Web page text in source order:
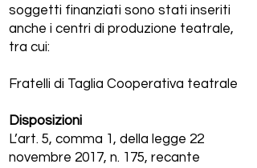
soggetti finanziati sono stati inseriti
anche i centri di produzione teatrale,
tra cui:
Fratelli di Taglia Cooperativa teatrale
Disposizioni
L’art. 5, comma 1, della legge 22
novembre 2017, n. 175, recante